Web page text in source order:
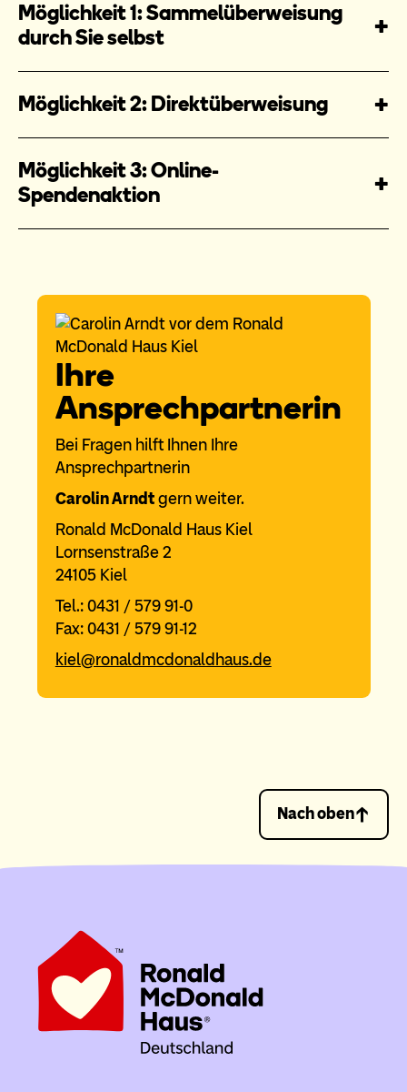
Möglichkeit 1: Sammelüberweisung
durch Sie selbst
Möglichkeit 2: Direktüberweisung
Möglichkeit 3: Online-
Spendenaktion
Ihre
Ansprechpartnerin
Bei Fragen hilft Ihnen Ihre
Ansprechpartnerin
Carolin Arndtgern weiter.
Ronald McDonald Haus Kiel
Lornsenstraße 2
24105 Kiel
Tel.: 0431 / 579 91-0
Fax: 0431 / 579 91-12
kiel@ronaldmcdonaldhaus.de
Nach oben